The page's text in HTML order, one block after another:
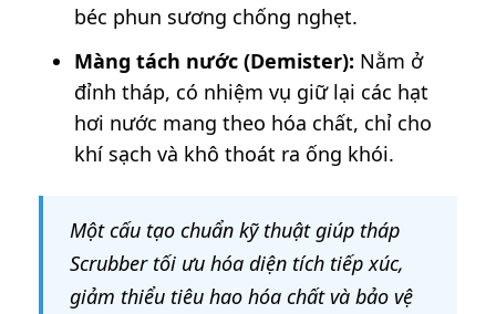
béc phun sương chống nghẹt.
Màng tách nước (Demister): Nằm ở
đỉnh tháp, có nhiệm vụ giữ lại các hạt
hơi nước mang theo hóa chất, chỉ cho
khí sạch và khô thoát ra ống khói.
Một cấu tạo chuẩn kỹ thuật giúp tháp
Scrubber tối ưu hóa diện tích tiếp xúc,
giảm thiểu tiêu hao hóa chất và bảo vệ